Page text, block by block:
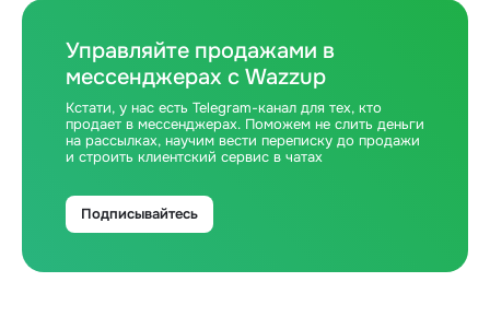
Управляйте продажами в
мессенджерах с Wazzup
Кстати, у нас есть Telegram-канал для тех, кто
продает в мессенджерах. Поможем не слить деньги
на рассылках, научим вести переписку до продажи
и строить клиентский сервис в чатах
Подписывайтесь